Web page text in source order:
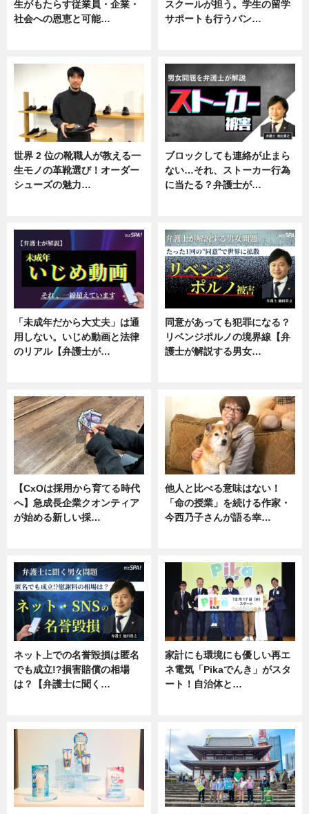
生がもたらす従業員・企業・
社会への恩恵と可能…
スクールが担う。学生の留学
サポートも行うバン…
世界 2 位の靴職人が教える一
生モノの革靴選び！オーダー
シューズの魅力…
ブロックしても連絡が止まら
ない…それ、ストーカー行為
に当たる？弁護士が…
「未成年だから大丈夫」は通
用しない。いじめ動画と法律
のリアル【弁護士が…
同意があっても犯罪になる？
リベンジポルノの境界線【弁
護士が解説する男女…
【CxOは採用から育てる時代
へ】急成長企業クオンティア
が始める新しい採…
他人と比べる意味はない！
「命の授業」を続ける作家・
今西乃子さんが語る幸…
ネット上での名誉毀損は匿名
でも成立!?損害賠償の相場
は？【弁護士に聞く…
家計にも環境にも優しい再エ
ネ電気「Pikaでんき」がスタ
ート！自治体と…